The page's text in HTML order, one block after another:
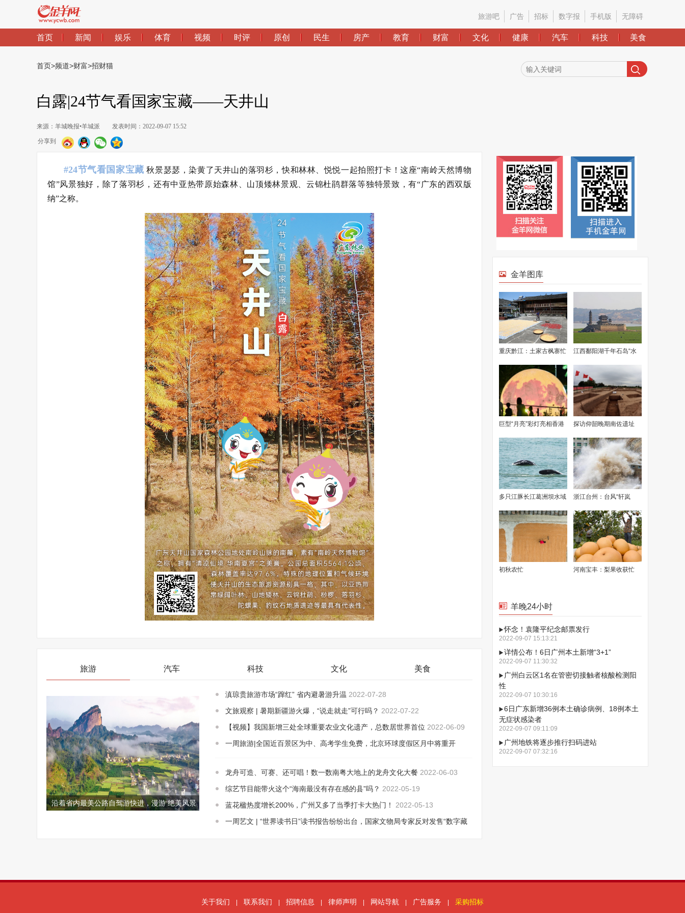
旅游吧 广告 招标 数字报 手机版 无障碍
首页 新闻 娱乐 体育 视频 时评 原创 民生 房产 教育 财富 文化 健康 汽车 科技 美食
首页>频道>财富>招财猫
白露|24节气看国家宝藏——天井山
来源：羊城晚报•羊城派 发表时间：2022-09-07 15:52
分享到
#24节气看国家宝藏 秋景瑟瑟，染黄了天井山的落羽杉，快和林林、悦悦一起拍照打卡！这座“南岭天然博物
馆”风景独好，除了落羽杉，还有中亚热带原始森林、山顶矮林景观、云锦杜鹃群落等独特景致，有“广东的西双版
纳”之称。
旅游 汽车 科技 文化 美食
沿着省内最美公路自驾游快进，漫游 绝美风景
滇琼贵旅游市场“蹿红” 省内避暑游升温 2022-07-28
文旅观察 | 暑期新疆游火爆，“说走就走”可行吗？ 2022-07-22
【视频】我国新增三处全球重要农业文化遗产，总数居世界首位 2022-06-09
一周旅游|全国近百景区为中、高考学生免费，北京环球度假区月中将重开
龙舟可造、可赛、还可唱！数一数南粤大地上的龙舟文化大餐 2022-06-03
综艺节目能带火这个“海南最没有存在感的县”吗？ 2022-05-19
蓝花楹热度增长200%，广州又多了当季打卡大热门！
2022-05-13
一周艺文 | “世界读书日”读书报告纷纷出台，国家文物局专家反对发售“数字藏
金羊图库
重庆黔江：土家古枫寨忙
抢收
江西鄱阳湖千年石岛“水
落墩出”
巨型“月亮”彩灯亮相香港
佐敦谷水道花园
探访仰韶晚期南佐遗址
多只江豚长江葛洲坝水域
冲浪戏水
浙江台州：台风“轩岚
诺”逼近 沿海掀起惊涛巨
浪
初秋农忙 河南宝丰：梨果收获忙
羊晚24小时
怀念！袁隆平纪念邮票发行
2022-09-07 15:13:21
详情公布！6日广州本土新增“3+1”
2022-09-07 11:30:32
广州白云区1名在管密切接触者核酸检测阳
性
2022-09-07 10:30:16
6日广东新增36例本土确诊病例、18例本土
无症状感染者
2022-09-07 09:11:09
广州地铁将逐步推行扫码进站
2022-09-07 07:32:16
关于我们 联系我们 招聘信息 律师声明 网站导航 广告服务 采购招标